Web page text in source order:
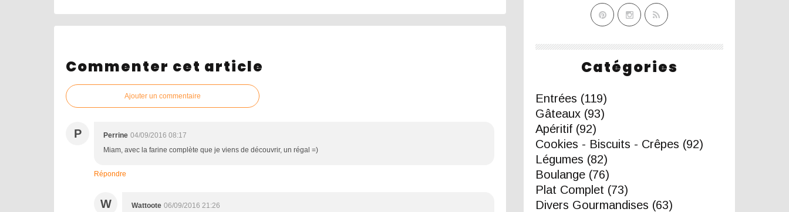
Commenter cet article
Ajouter un commentaire
P Perrine 04/09/2016 08:17
Miam, avec la farine complète que je viens de découvrir, un régal =)
Répondre
W Wattoote 06/09/2016 21:26
Catégories
Entrées (119)
Gâteaux (93)
Apéritif (92)
Cookies - Biscuits - Crêpes (92)
Légumes (82)
Boulange (76)
Plat Complet (73)
Divers Gourmandises (63)